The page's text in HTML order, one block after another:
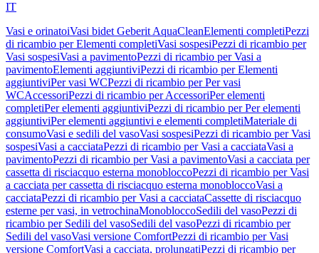
IT
Vasi e orinatoiVasi bidet Geberit AquaCleanElementi completiPezzi
di ricambio per Elementi completiVasi sospesiPezzi di ricambio per
Vasi sospesiVasi a pavimentoPezzi di ricambio per Vasi a
pavimentoElementi aggiuntiviPezzi di ricambio per Elementi
aggiuntiviPer vasi WCPezzi di ricambio per Per vasi
WCAccessoriPezzi di ricambio per AccessoriPer elementi
completiPer elementi aggiuntiviPezzi di ricambio per Per elementi
aggiuntiviPer elementi aggiuntivi e elementi completiMateriale di
consumoVasi e sedili del vasoVasi sospesiPezzi di ricambio per Vasi
sospesiVasi a cacciataPezzi di ricambio per Vasi a cacciataVasi a
pavimentoPezzi di ricambio per Vasi a pavimentoVasi a cacciata per
cassetta di risciacquo esterna monobloccoPezzi di ricambio per Vasi
a cacciata per cassetta di risciacquo esterna monobloccoVasi a
cacciataPezzi di ricambio per Vasi a cacciataCassette di risciacquo
esterne per vasi, in vetrochinaMonobloccoSedili del vasoPezzi di
ricambio per Sedili del vasoSedili del vasoPezzi di ricambio per
Sedili del vasoVasi versione ComfortPezzi di ricambio per Vasi
versione ComfortVasi a cacciata, prolungatiPezzi di ricambio per